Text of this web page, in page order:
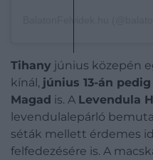
Tihany június közepén
kínál, június 13-án
Magad is. A Levendula
levendulalepárló
séták mellett érdemes
felfedezésére is. A